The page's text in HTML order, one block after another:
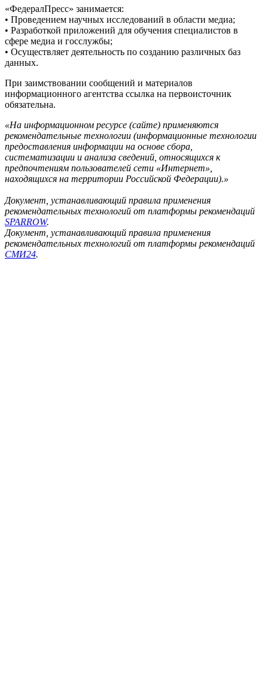
«ФедералПресс» занимается:
• Проведением научных исследований в области медиа;
• Разработкой приложений для обучения специалистов в
сфере медиа и госслужбы;
• Осуществляет деятельность по созданию различных баз
данных.
При заимствовании сообщений и материалов
информационного агентства ссылка на первоисточник
обязательна.
«На информационном ресурсе (сайте) применяются
рекомендательные технологии (информационные технологии
предоставления информации на основе сбора,
систематизации и анализа сведений, относящихся к
предпочтениям пользователей сети «Интернет»,
находящихся на территории Российской Федерации).»
Документ, устанавливающий правила применения
рекомендательных технологий от платформы рекомендаций
SPARROW.
Документ, устанавливающий правила применения
рекомендательных технологий от платформы рекомендаций
СМИ24.